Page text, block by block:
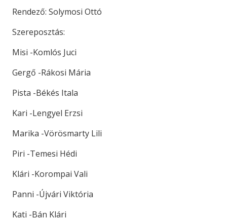
Rendező: Solymosi Ottó
Szereposztás:
Misi -Komlós Juci
Gergő -Rákosi Mária
Pista -Békés Itala
Kari -Lengyel Erzsi
Marika -Vörösmarty Lili
Piri -Temesi Hédi
Klári -Korompai Vali
Panni -Újvári Viktória
Kati -Bán Klári